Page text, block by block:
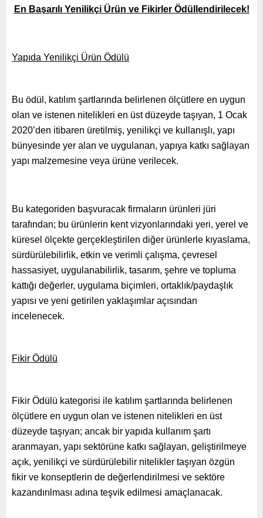
En Başarılı Yenilikçi Ürün ve Fikirler Ödüllendirilecek!
Yapıda Yenilikçi Ürün Ödülü
Bu ödül, katılım şartlarında belirlenen ölçütlere en uygun
olan ve istenen nitelikleri en üst düzeyde taşıyan, 1 Ocak
2020’den itibaren üretilmiş, yenilikçi ve kullanışlı, yapı
bünyesinde yer alan ve uygulanan, yapıya katkı sağlayan
yapı malzemesine veya ürüne verilecek.
Bu kategoriden başvuracak firmaların ürünleri jüri
tarafından; bu ürünlerin kent vizyonlarındaki yeri, yerel ve
küresel ölçekte gerçekleştirilen diğer ürünlerle kıyaslama,
sürdürülebilirlik, etkin ve verimli çalışma, çevresel
hassasiyet, uygulanabilirlik, tasarım, şehre ve topluma
kattığı değerler, uygulama biçimleri, ortaklık/paydaşlık
yapısı ve yeni getirilen yaklaşımlar açısından
incelenecek.
Fikir Ödülü
Fikir Ödülü kategorisi ile katılım şartlarında belirlenen
ölçütlere en uygun olan ve istenen nitelikleri en üst
düzeyde taşıyan; ancak bir yapıda kullanım şartı
aranmayan, yapı sektörüne katkı sağlayan, geliştirilmeye
açık, yenilikçi ve sürdürülebilir nitelikler taşıyan özgün
fikir ve konseptlerin de değerlendirilmesi ve sektöre
kazandırılması adına teşvik edilmesi amaçlanacak.